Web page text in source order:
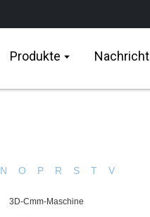
Produkte Nachricht
N O P R S T V
3D-Cmm-Maschine